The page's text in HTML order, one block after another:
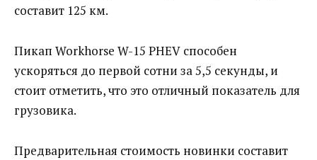
составит 125 км.
Пикап Workhorse W-15 PHEV способен
ускоряться до первой сотни за 5,5 секунды, и
стоит отметить, что это отличный показатель для
грузовика.
Предварительная стоимость новинки составит